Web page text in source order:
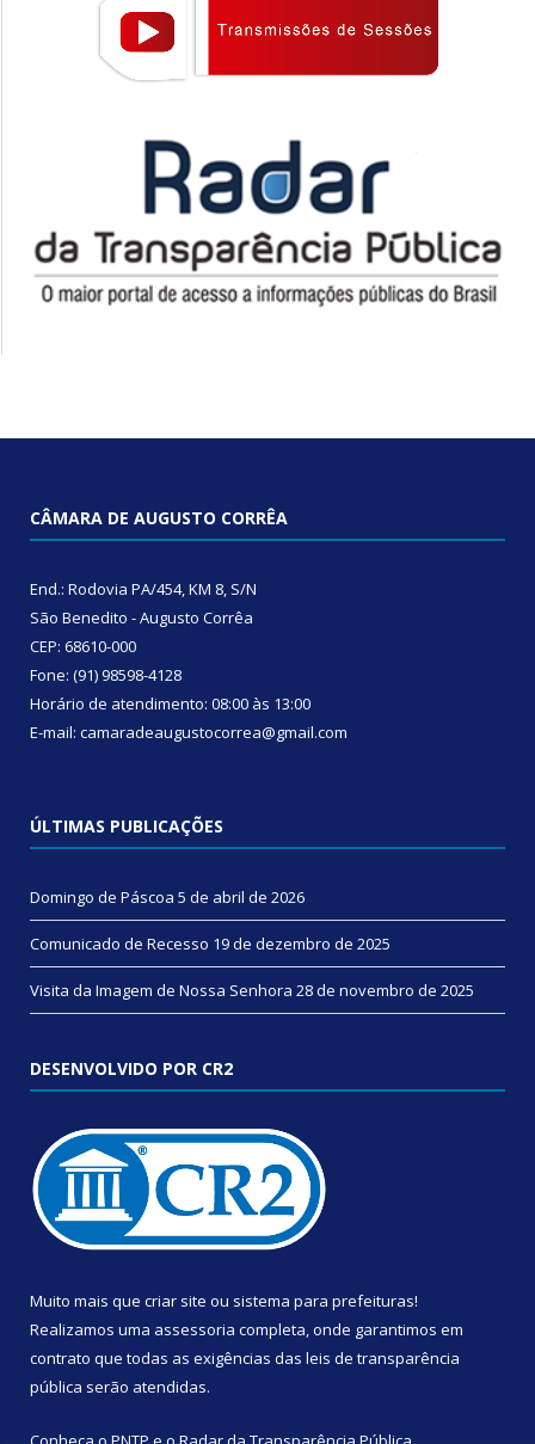
CÂMARA DE AUGUSTO CORRÊA
End.: Rodovia PA/454, KM 8, S/N
São Benedito - Augusto Corrêa
CEP: 68610-000
Fone: (91) 98598-4128
Horário de atendimento: 08:00 às 13:00
E-mail: camaradeaugustocorrea@gmail.com
ÚLTIMAS PUBLICAÇÕES
Domingo de Páscoa 5 de abril de 2026
Comunicado de Recesso 19 de dezembro de 2025
Visita da Imagem de Nossa Senhora 28 de novembro de 2025
DESENVOLVIDO POR CR2
Muito mais que criar site ou sistema para prefeituras!
Realizamos uma assessoria completa, onde garantimos em
contrato que todas as exigências das leis de transparência
pública serão atendidas.